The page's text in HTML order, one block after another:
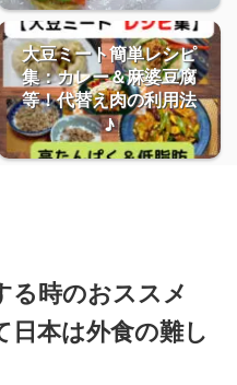
大豆ミート簡単レシピ
集：カレー＆麻婆豆腐
等！代替え肉の利用法
♪
る時のおススメ
日本は外食の難し